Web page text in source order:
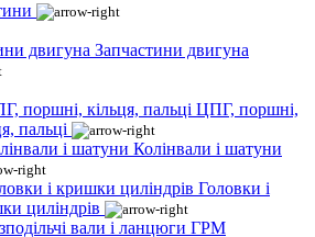
Запчастини двигуна
ЦПГ, поршні,
пальці
Колінвали і шатуни
Головки і
циліндрів